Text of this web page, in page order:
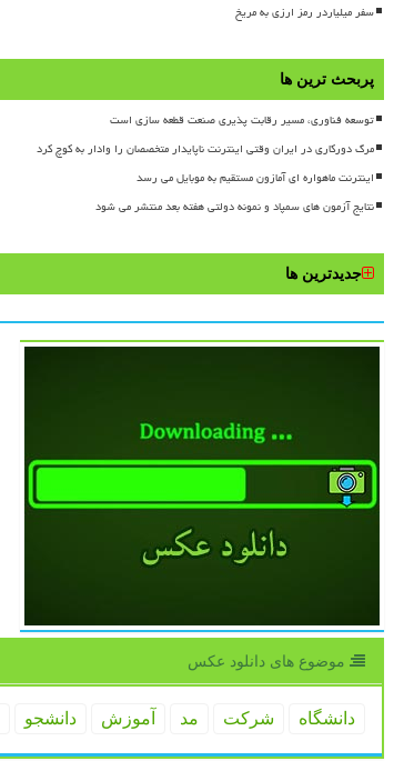
سفر میلیاردر رمز ارزی به مریخ
پربحث ترین ها
توسعه فناوری، مسیر رقابت پذیری صنعت قطعه سازی است
مرگ دورکاری در ایران وقتی اینترنت ناپایدار متخصصان را وادار به کوچ کرد
اینترنت ماهواره ای آمازون مستقیم به موبایل می رسد
نتایج آزمون های سمپاد و نمونه دولتی هفته بعد منتشر می شود
جدیدترین ها
موضوع های دانلود عكس
دانشگاه شركت مد آموزش دانشجو